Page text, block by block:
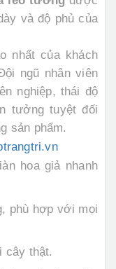
và độ phủ của
nhất của khách
ngũ nhân viên
nghiệp, thái độ
tưởng tuyệt đối
sản phẩm.
hoa giả nhanh
phù hợp với mọi
cây thật.